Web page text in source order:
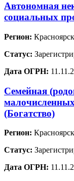
Автономная
социальных
Регион:
Статус:
Дата ОГРН:
Семейная
(Богатство)
Регион:
Статус:
Дата ОГРН: